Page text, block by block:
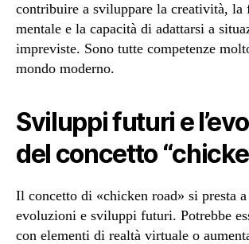
contribuire a sviluppare la creatività, la
mentale e la capacità di adattarsi a
impreviste. Sono tutte competenze
mondo moderno.
Sviluppi futuri e
del concetto
Il concetto di «chicken road» si presta a
evoluzioni e sviluppi futuri. Potrebbe
con elementi di realtà virtuale o